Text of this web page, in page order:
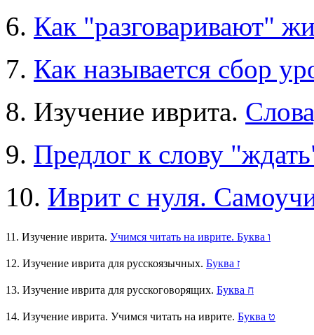
6. Как "разговаривают"
7. Как называется сбор
8. Изучение иврита.
9.
10.
11. Изучение иврита. Учимся читать на иврите. Буква ו
12. Изучение иврита для русскоязычных. Буква ז
13. Изучение иврита для русскоговорящих. Буква ח
14. Изучение иврита. Учимся читать на иврите. Буква ט